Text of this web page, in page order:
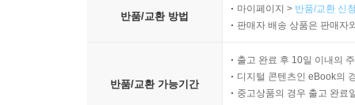
반품/교환 방법
마이페이지 > 반품/교환 신
판매자 배송 상품은 판매자
반품/교환 가능기간
출고 완료 후 10일 이내의
디지털 콘텐츠인 eBook의
중고상품의 경우 출고 완료